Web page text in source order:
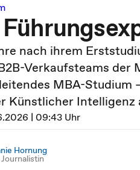
nach ihrem
Verkaufsteams der
MBA-Studium
Künstlicher Intelligenz
| 09:43 Uhr
Hornung